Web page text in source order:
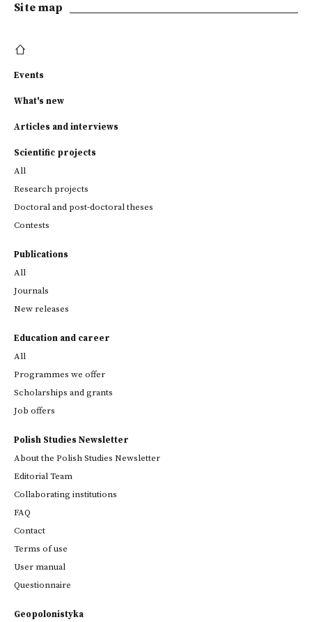
Site map
Events
What's new
Articles and interviews
Scientific projects
All
Research projects
Doctoral and post-doctoral theses
Contests
Publications
All
Journals
New releases
Education and career
All
Programmes we offer
Scholarships and grants
Job offers
Polish Studies Newsletter
About the Polish Studies Newsletter
Editorial Team
Collaborating institutions
FAQ
Contact
Terms of use
User manual
Questionnaire
Geopolonistyka